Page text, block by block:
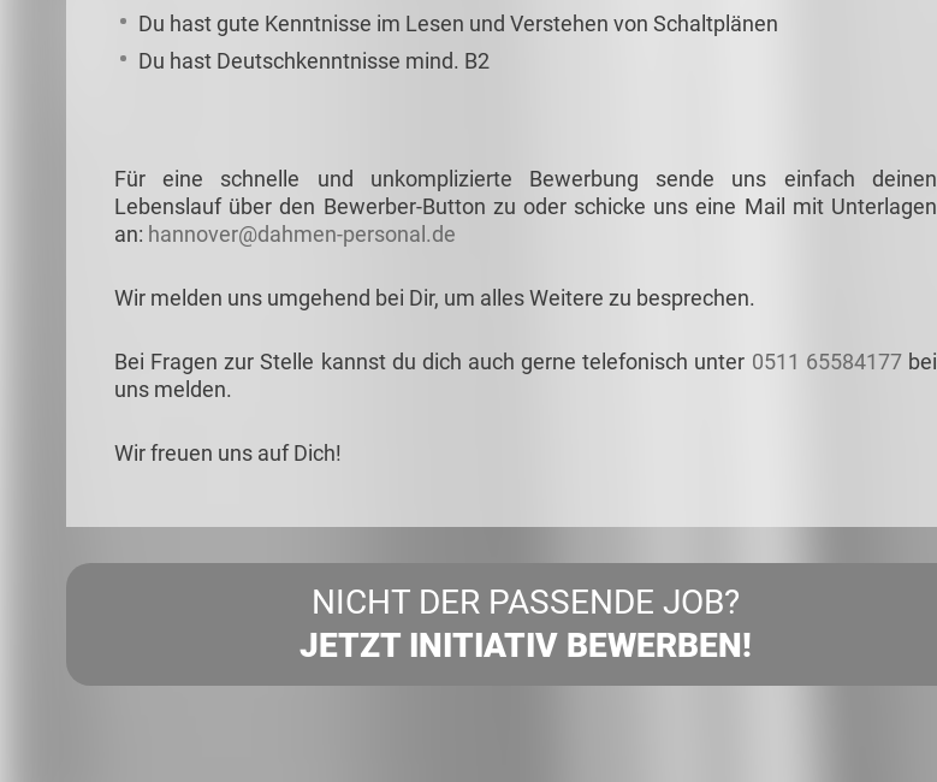
Du hast gute Kenntnisse im Lesen und Verstehen von Schaltplänen
Du hast Deutschkenntnisse mind. B2
Für eine schnelle und unkomplizierte Bewerbung sende uns einfach deinen
Lebenslauf über den Bewerber-Button zu oder schicke uns eine Mail mit Unterlagen
an: hannover@dahmen-personal.de
Wir melden uns umgehend bei Dir, um alles Weitere zu besprechen.
Bei Fragen zur Stelle kannst du dich auch gerne telefonisch unter 0511 65584177bei
uns melden.
Wir freuen uns auf Dich!
NICHT DER PASSENDE JOB?
JETZT INITIATIV BEWERBEN!